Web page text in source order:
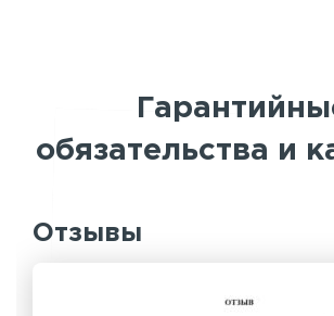
обязательства и
Отзывы